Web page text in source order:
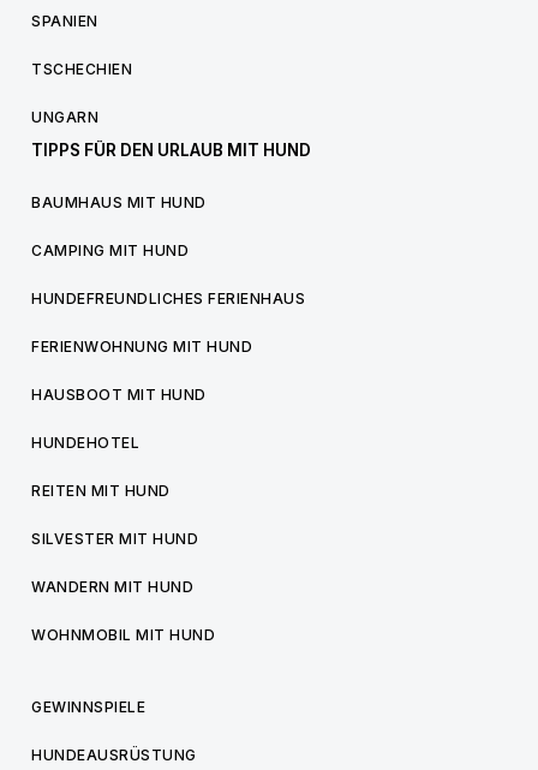
SPANIEN
TSCHECHIEN
UNGARN
TIPPS FÜR DEN URLAUB MIT HUND
BAUMHAUS MIT HUND
CAMPING MIT HUND
HUNDEFREUNDLICHES FERIENHAUS
FERIENWOHNUNG MIT HUND
HAUSBOOT MIT HUND
HUNDEHOTEL
REITEN MIT HUND
SILVESTER MIT HUND
WANDERN MIT HUND
WOHNMOBIL MIT HUND
GEWINNSPIELE
HUNDEAUSRÜSTUNG